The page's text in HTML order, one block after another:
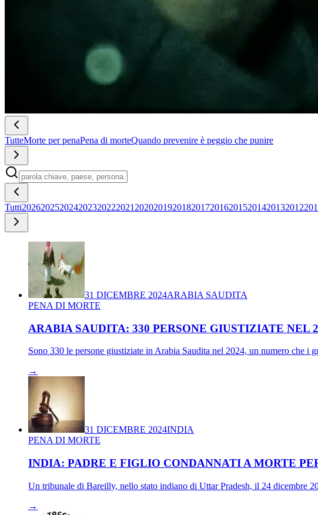
TutteMorte per penaPena di morteQuando prevenire è peggio che punire
Tutti202620252024202320222021 202020192018201720162015201420132012
31 DICEMBRE 2024ARABIA SAUDITA
PENA DI MORTE
ARABIA SAUDITA: 330 PERSONE GIUSTIZIATE NEL
Sono 330 le persone giustiziate in Arabia Saudita nel 2024, un numero che
→
31 DICEMBRE 2024INDIA
PENA DI MORTE
INDIA: PADRE E FIGLIO CONDANNATI A MORTE
Un tribunale di Bareilly, nello stato indiano di Uttar Pradesh, il 24 dicembre
→